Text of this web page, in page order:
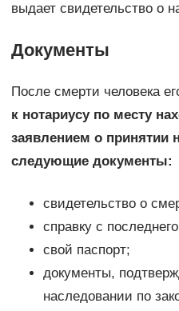
выдает свидетельство о
Документы
После смерти человека
к нотариусу по месту
заявлением о принятии
следующие документы:
свидетельство о
справку с
свой паспорт;
документы,
наследовании по